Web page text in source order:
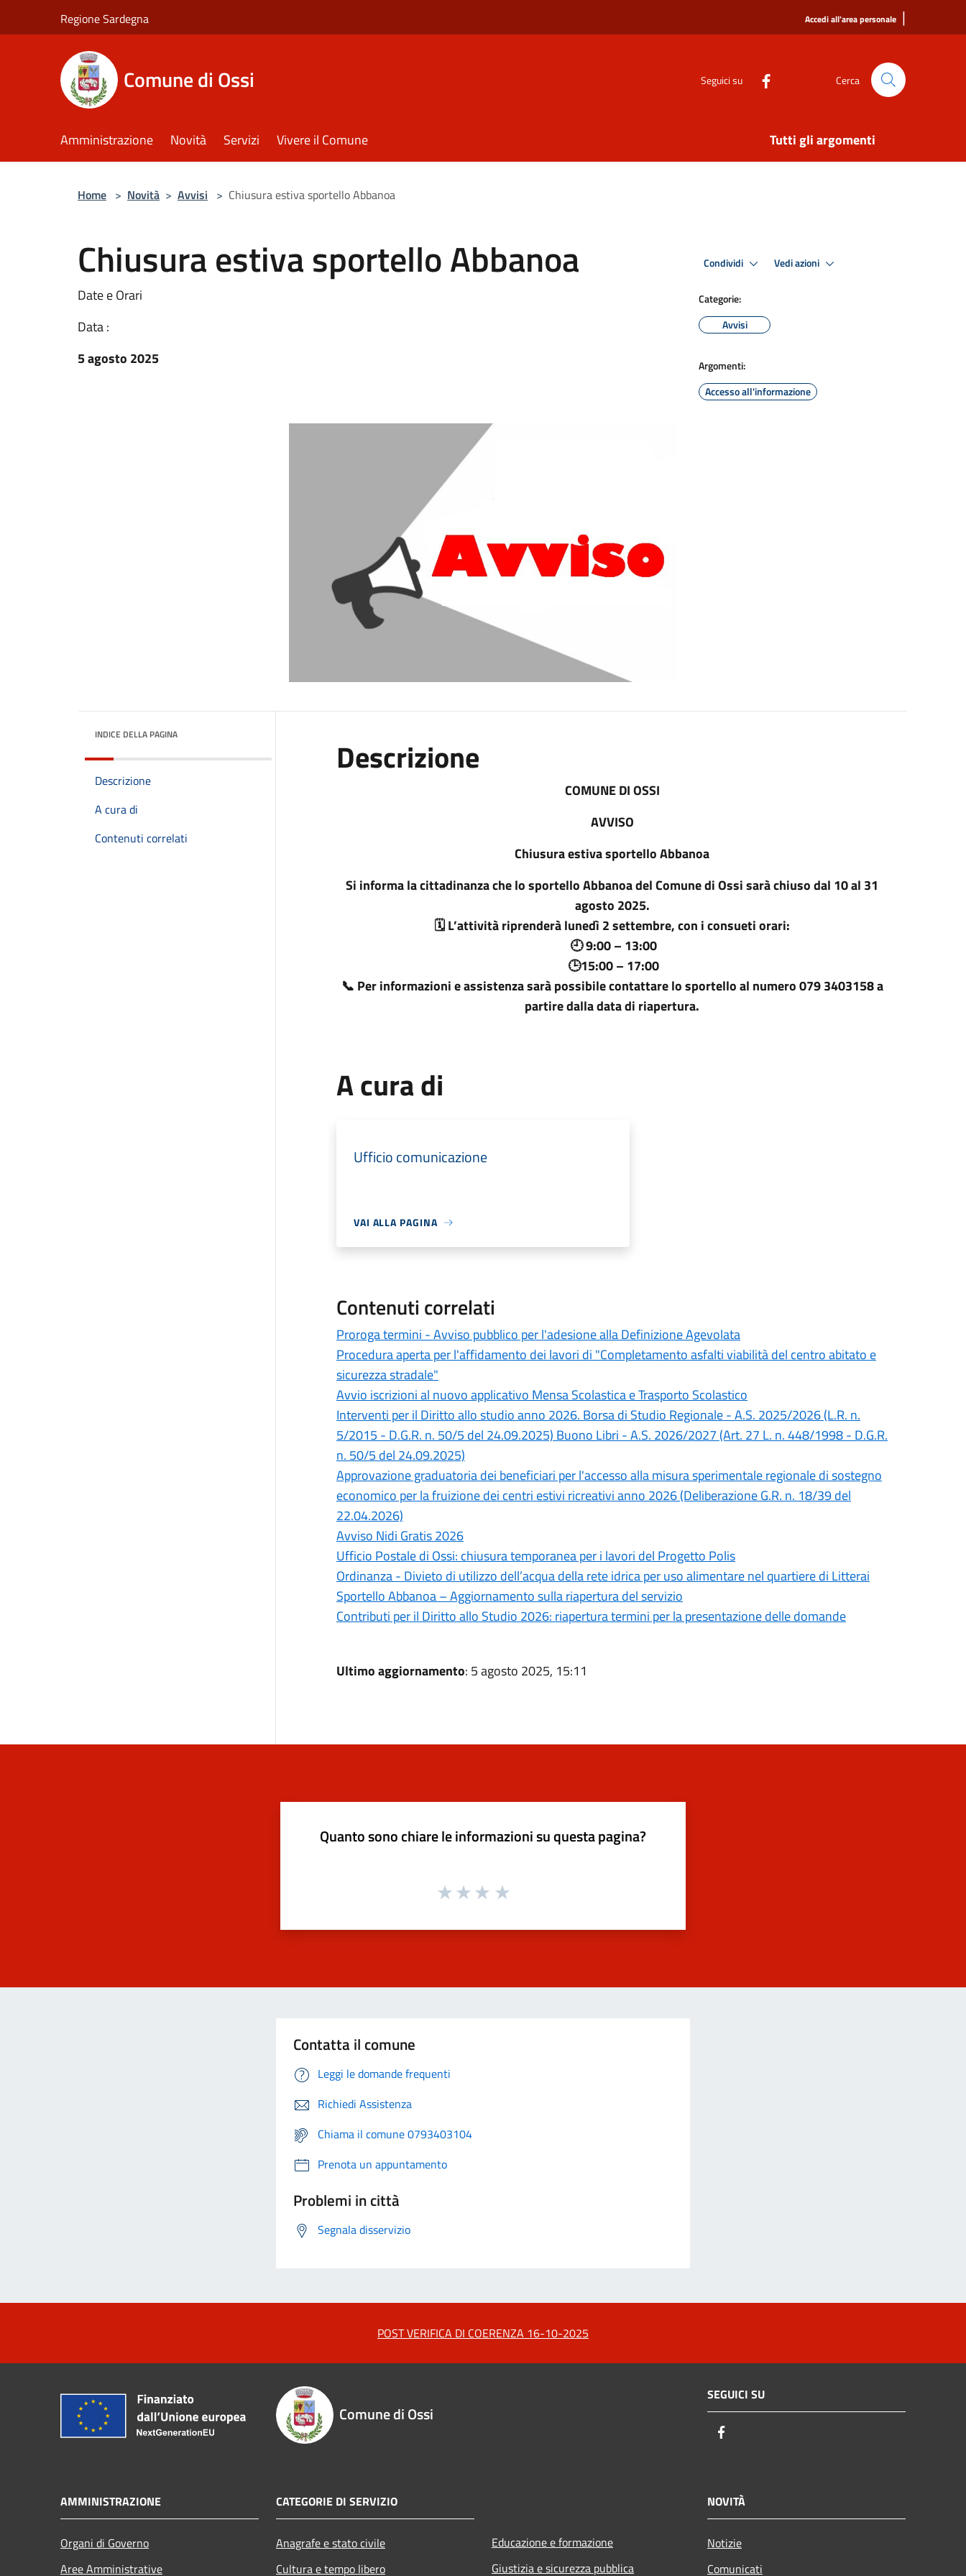
Regione Sardegna Accedi all'area personale |
Comune di Ossi Seguici su Cerca
Amministrazione Novità Servizi Vivere il Comune Tutti gli argomenti
Home > Novità > Avvisi > Chiusura estiva sportello Abbanoa
Chiusura estiva sportello Abbanoa
Date e Orari
Data :
5 agosto 2025
Condividi Vedi azioni
Categorie:
Avvisi
Argomenti:
Accesso all'informazione
INDICE DELLA PAGINA
Descrizione
A cura di
Contenuti correlati
Descrizione
COMUNE DI OSSI
AVVISO
Chiusura estiva sportello Abbanoa
Si informa la cittadinanza che lo sportello Abbanoa del Comune di Ossi sarà chiuso dal 10 al 31
agosto 2025.
🗓 L’attività riprenderà lunedì 2 settembre, con i consueti orari:
🕘 9:00 – 13:00
🕒15:00 – 17:00
📞 Per informazioni e assistenza sarà possibile contattare lo sportello al numero 079 3403158 a
partire dalla data di riapertura.
A cura di
Ufficio comunicazione
VAI ALLA PAGINA
Contenuti correlati
Proroga termini - Avviso pubblico per l'adesione alla Definizione Agevolata
Procedura aperta per l'affidamento dei lavori di "Completamento asfalti viabilità del centro abitato e
sicurezza stradale"
Avvio iscrizioni al nuovo applicativo Mensa Scolastica e Trasporto Scolastico
Interventi per il Diritto allo studio anno 2026. Borsa di Studio Regionale - A.S. 2025/2026 (L.R. n.
5/2015 - D.G.R. n. 50/5 del 24.09.2025) Buono Libri - A.S. 2026/2027 (Art. 27 L. n. 448/1998 - D.G.R.
n. 50/5 del 24.09.2025)
Approvazione graduatoria dei beneficiari per l'accesso alla misura sperimentale regionale di sostegno
economico per la fruizione dei centri estivi ricreativi anno 2026 (Deliberazione G.R. n. 18/39 del
22.04.2026)
Avviso Nidi Gratis 2026
Ufficio Postale di Ossi: chiusura temporanea per i lavori del Progetto Polis
Ordinanza - Divieto di utilizzo dell’acqua della rete idrica per uso alimentare nel quartiere di Litterai
Sportello Abbanoa – Aggiornamento sulla riapertura del servizio
Contributi per il Diritto allo Studio 2026: riapertura termini per la presentazione delle domande
Ultimo aggiornamento: 5 agosto 2025, 15:11
Quanto sono chiare le informazioni su questa pagina?
Contatta il comune
Leggi le domande frequenti
Richiedi Assistenza
Chiama il comune 0793403104
Prenota un appuntamento
Problemi in città
Segnala disservizio
POST VERIFICA DI COERENZA 16-10-2025
Comune di Ossi
SEGUICI SU
AMMINISTRAZIONE
Organi di Governo
Aree Amministrative
CATEGORIE DI SERVIZIO
Anagrafe e stato civile
Cultura e tempo libero
Educazione e formazione
Giustizia e sicurezza pubblica
NOVITÀ
Notizie
Comunicati